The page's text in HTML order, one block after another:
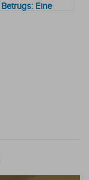
Betrugs: Eine